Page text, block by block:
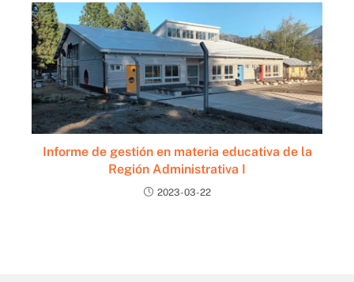
Informe de gestión en materia educativa de la
Región Administrativa I
2023-03-22